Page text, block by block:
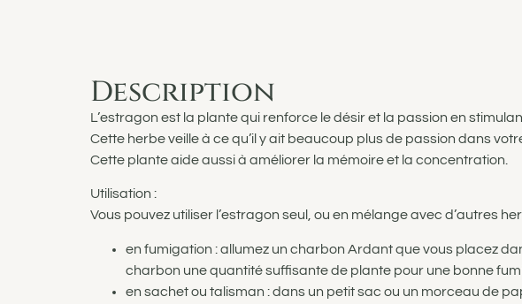
Description
L’estragon est la plante qui renforce le désir et la passion en
Cette herbe veille à ce qu’il y ait beaucoup plus de passion dans
Cette plante aide aussi à améliorer la mémoire et la concentration.
Utilisation :
Vous pouvez utiliser l’estragon seul, ou en mélange avec d’autres
en fumigation : allumez un charbon Ardant que vous placez
charbon une quantité suffisante de plante pour une bonne
en sachet ou talisman : dans un petit sac ou un morceau de